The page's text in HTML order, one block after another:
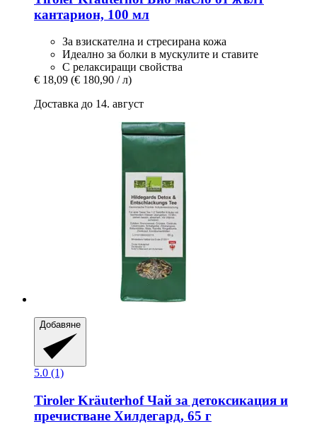
кантарион, 100 мл
За взискателна и стресирана кожа
Идеално за болки в мускулите и ставите
С релаксиращи свойства
€ 18,09 (€ 180,90 / л)
Доставка до 14. август
Добавяне
5.0 (1)
Tiroler KräuterhofЧай за детоксикация и
пречистване Хилдегард, 65 г